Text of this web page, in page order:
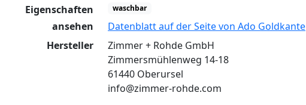
Eigenschaften waschbar
ansehen
Datenblatt auf der Seite von Ado Goldkante
Hersteller
Zimmer + Rohde GmbH
Zimmersmühlenweg 14-18
61440 Oberursel
info@zimmer-rohde.com